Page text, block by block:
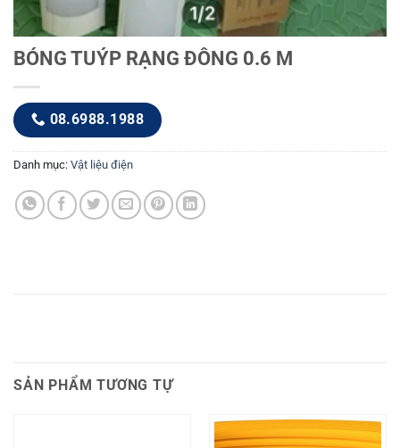
BÓNG TUÝP RẠNG ĐÔNG 0.6 M
08.6988.1988
Danh mục: Vật liệu điện
SẢN PHẨM TƯƠNG TỰ